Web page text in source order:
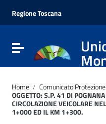
Vai al menu di navigazione
Vai al footer
Regione Toscana
Attiva / disattiva la
Home / Comunicato
OGGETTO: S.P. 41 DI
CIRCOLAZIONE VEICOLARE
1+000 ED IL KM 1+300.